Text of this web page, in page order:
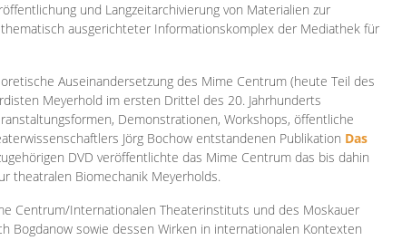
und Langzeitarchivierung von Materialien zur
ausgerichteter Informationskomplex der Mediathek für
Auseinandersetzung des Mime Centrum (heute Teil des
Meyerhold im ersten Drittel des 20. Jahrhunderts
Demonstrationen, Workshops, öffentliche
Jörg Bochow entstandenen Publikation Das
DVD veröffentlichte das Mime Centrum das bis dahin
theatralen Biomechanik Meyerholds.
Centrum/Internationalen Theaterinstituts und des Moskauer
Bogdanow sowie dessen Wirken in internationalen Kontexten